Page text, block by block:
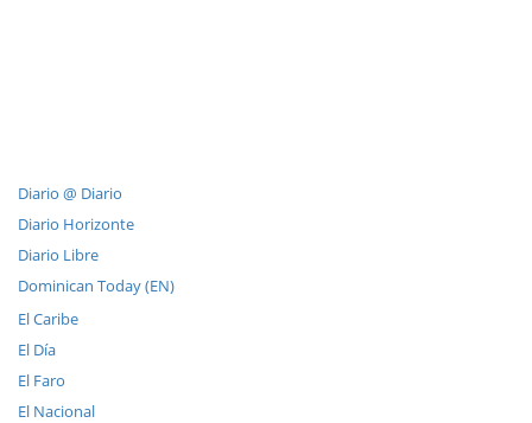
Diario @ Diario
Diario Horizonte
Diario Libre
Dominican Today (EN)
El Caribe
El Día
El Faro
El Nacional